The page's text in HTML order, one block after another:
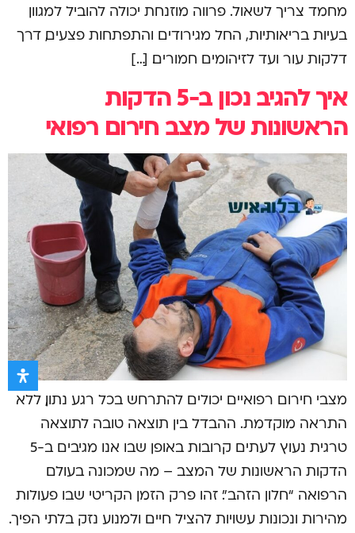
מחמד צריך לשאול. פרווה מוזנחת יכולה להוביל למגוון
בעיות בריאותיות, החל מגירודים והתפתחות פצעים, דרך
דלקות עור ועד לזיהומים חמורים. […]
איך להגיב נכון ב-5 הדקות
הראשונות של מצב חירום רפואי
מצבי חירום רפואיים יכולים להתרחש בכל רגע נתון, ללא
התראה מוקדמת. ההבדל בין תוצאה טובה לתוצאה
טרגית נעוץ לעתים קרובות באופן שבו אנו מגיבים ב-5
הדקות הראשונות של המצב – מה שמכונה בעולם
הרפואה “חלון הזהב”. זהו פרק הזמן הקריטי שבו פעולות
מהירות ונכונות עשויות להציל חיים ולמנוע נזק בלתי הפיך.